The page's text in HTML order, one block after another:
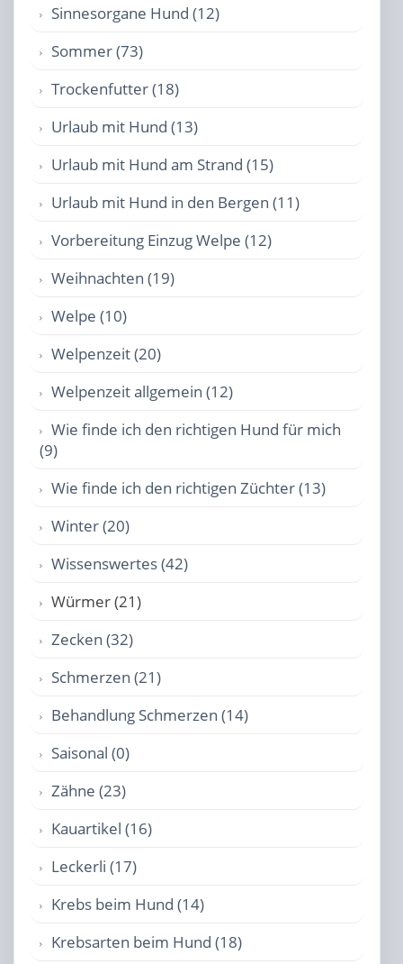
Sinnesorgane Hund (12)
Sommer (73)
Trockenfutter (18)
Urlaub mit Hund (13)
Urlaub mit Hund am Strand (15)
Urlaub mit Hund in den Bergen (11)
Vorbereitung Einzug Welpe (12)
Weihnachten (19)
Welpe (10)
Welpenzeit (20)
Welpenzeit allgemein (12)
Wie finde ich den richtigen Hund für mich
(9)
Wie finde ich den richtigen Züchter (13)
Winter (20)
Wissenswertes (42)
Würmer (21)
Zecken (32)
Schmerzen (21)
Behandlung Schmerzen (14)
Saisonal (0)
Zähne (23)
Kauartikel (16)
Leckerli (17)
Krebs beim Hund (14)
Krebsarten beim Hund (18)